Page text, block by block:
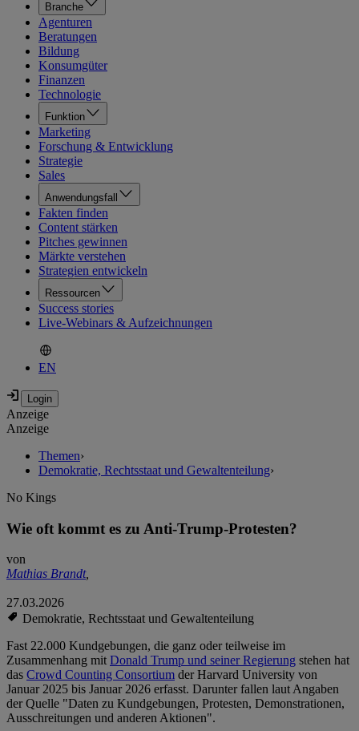
Branche
Agenturen
Beratungen
Bildung
Konsumgüter
Finanzen
Technologie
Funktion
Marketing
Forschung & Entwicklung
Strategie
Sales
Anwendungsfall
Fakten finden
Content stärken
Pitches gewinnen
Märkte verstehen
Strategien entwickeln
Ressourcen
Success stories
Live-Webinars & Aufzeichnungen
EN
Anzeige
Anzeige
Themen›
Demokratie, Rechtsstaat und Gewaltenteilung›
No Kings
Wie oft kommt es zu Anti-Trump-Protesten?
von
Mathias Brandt,
27.03.2026
Demokratie, Rechtsstaat und Gewaltenteilung
Fast 22.000 Kundgebungen, die ganz oder teilweise im
Zusammenhang mitDonald Trump und seiner Regierung stehen hat
das Crowd Counting Consortium der Harvard University von
Januar 2025 bis Januar 2026 erfasst. Darunter fallen laut Angaben
der Quelle "Daten zu Kundgebungen, Protesten, Demonstrationen,
Ausschreitungen und anderen Aktionen".